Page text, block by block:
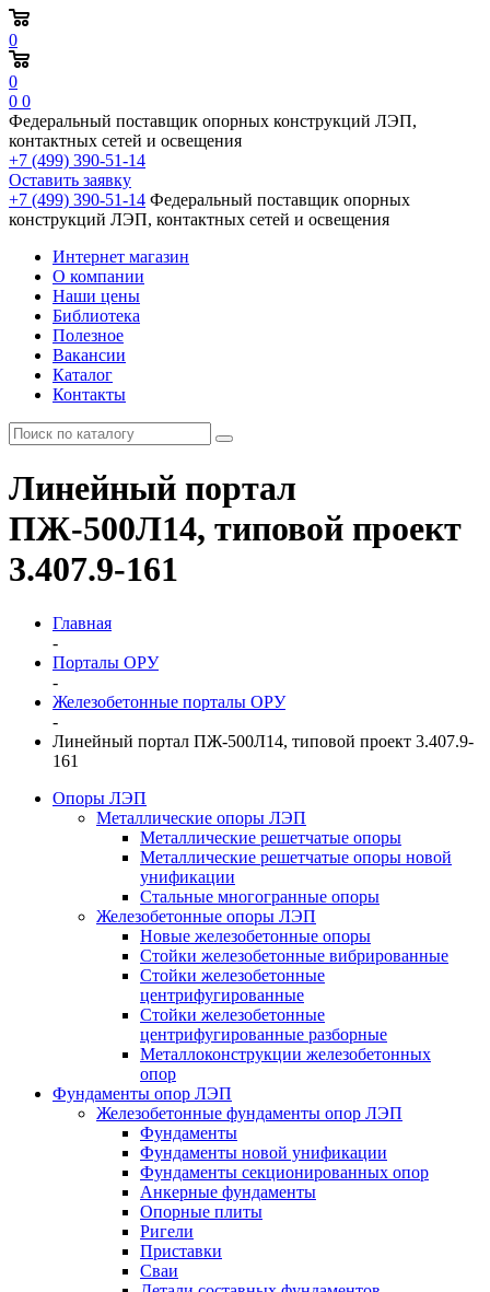
0
0
0 0
Федеральный поставщик опорных конструкций ЛЭП,
контактных сетей и освещения
+7 (499) 390-51-14
Оставить заявку
+7 (499) 390-51-14 Федеральный поставщик опорных
конструкций ЛЭП, контактных сетей и освещения
Интернет магазин
О компании
Наши цены
Библиотека
Полезное
Вакансии
Каталог
Контакты
Линейный портал
ПЖ-500Л14, типовой проект
3.407.9-161
Главная
-
Порталы ОРУ
-
Железобетонные порталы ОРУ
-
Линейный портал ПЖ-500Л14, типовой проект 3.407.9-
161
Опоры ЛЭП
Металлические опоры ЛЭП
Металлические решетчатые опоры
Металлические решетчатые опоры новой
унификации
Стальные многогранные опоры
Железобетонные опоры ЛЭП
Новые железобетонные опоры
Стойки железобетонные вибрированные
Стойки железобетонные
центрифугированные
Стойки железобетонные
центрифугированные разборные
Металлоконструкции железобетонных
опор
Фундаменты опор ЛЭП
Железобетонные фундаменты опор ЛЭП
Фундаменты
Фундаменты новой унификации
Фундаменты секционированных опор
Анкерные фундаменты
Опорные плиты
Ригели
Приставки
Сваи